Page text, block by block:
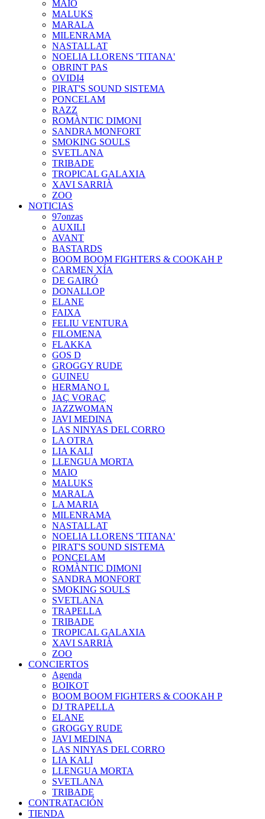
MAIO
MALUKS
MARALA
MILENRAMA
NASTALLAT
NOELIA LLORENS 'TITANA'
OBRINT PAS
OVIDI4
PIRAT'S SOUND SISTEMA
PONCELAM
RAZZ
ROMÀNTIC DIMONI
SANDRA MONFORT
SMOKING SOULS
SVETLANA
TRIBADE
TROPICAL GALAXIA
XAVI SARRIÀ
ZOO
NOTICIAS
97onzas
AUXILI
AVANT
BASTARDS
BOOM BOOM FIGHTERS & COOKAH P
CARMEN XÍA
DE GAIRÓ
DONALLOP
ELANE
FAIXA
FELIU VENTURA
FILOMENA
FLAKKA
GOS D
GROGGY RUDE
GUINEU
HERMANO L
JAÇ VORAÇ
JAZZWOMAN
JAVI MEDINA
LAS NINYAS DEL CORRO
LA OTRA
LIA KALI
LLENGUA MORTA
MAIO
MALUKS
MARALA
LA MARIA
MILENRAMA
NASTALLAT
NOELIA LLORENS 'TITANA'
PIRAT'S SOUND SISTEMA
PONCELAM
ROMÀNTIC DIMONI
SANDRA MONFORT
SMOKING SOULS
SVETLANA
TRAPELLA
TRIBADE
TROPICAL GALAXIA
XAVI SARRIÀ
ZOO
CONCIERTOS
Agenda
BOIKOT
BOOM BOOM FIGHTERS & COOKAH P
DJ TRAPELLA
ELANE
GROGGY RUDE
JAVI MEDINA
LAS NINYAS DEL CORRO
LIA KALI
LLENGUA MORTA
SVETLANA
TRIBADE
CONTRATACIÓN
TIENDA